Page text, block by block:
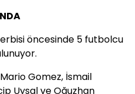
öncesinde 5 futbolcu
Gomez, İsmail
Uysal ve Oğuzhan